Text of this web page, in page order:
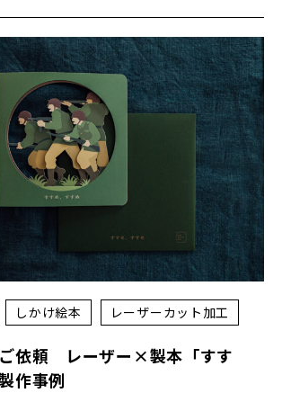
しかけ絵本 レーザーカット加工
依頼 レーザー×製本「すす
作事例